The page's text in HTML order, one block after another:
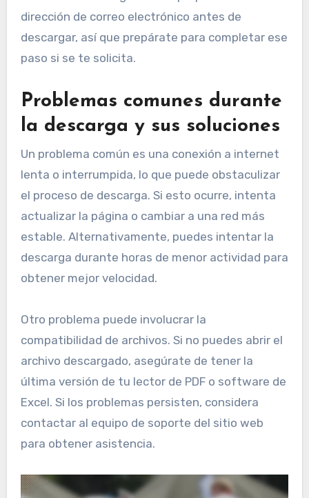
dirección de correo electrónico antes de
descargar, así que prepárate para completar ese
paso si se te solicita.
Problemas comunes durante
la descarga y sus soluciones
Un problema común es una conexión a internet
lenta o interrumpida, lo que puede obstaculizar
el proceso de descarga. Si esto ocurre, intenta
actualizar la página o cambiar a una red más
estable. Alternativamente, puedes intentar la
descarga durante horas de menor actividad para
obtener mejor velocidad.
Otro problema puede involucrar la
compatibilidad de archivos. Si no puedes abrir el
archivo descargado, asegúrate de tener la
última versión de tu lector de PDF o software de
Excel. Si los problemas persisten, considera
contactar al equipo de soporte del sitio web
para obtener asistencia.